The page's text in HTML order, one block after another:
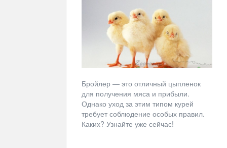
Бройлер — это отличный цыпленок
для получения мяса и прибыли.
Однако уход за этим типом курей
требует соблюдение особых правил.
Каких? Узнайте уже сейчас!